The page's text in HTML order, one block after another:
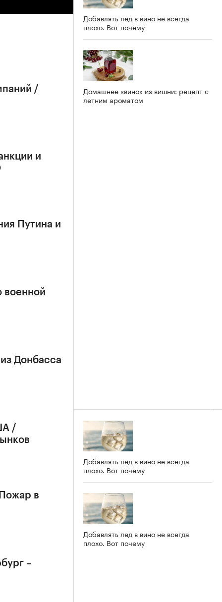
/
и
Путина и
военной
Донбасса
/
в
–
Добавлять лед в вино не всегда
плохо. Вот почему
Домашнее «вино» из вишни: рецепт с
летним ароматом
Добавлять лед в вино не всегда
плохо. Вот почему
Добавлять лед в вино не всегда
плохо. Вот почему